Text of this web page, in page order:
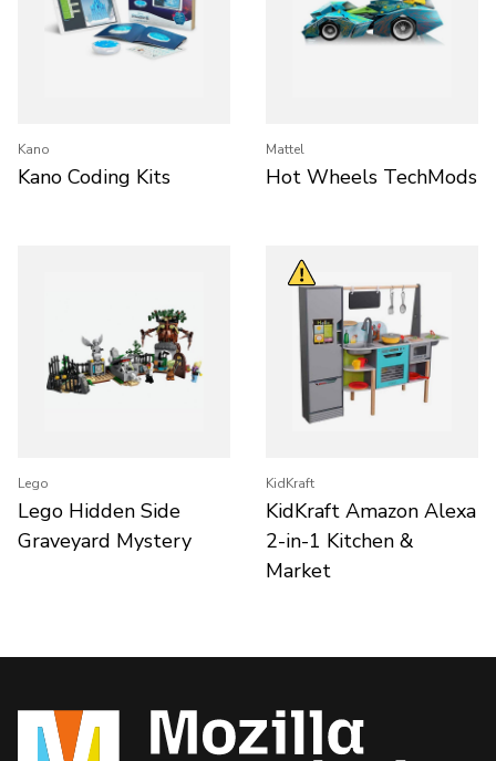
Kano
Kano Coding Kits
Mattel
Hot Wheels TechMods
Lego
Lego Hidden Side
Graveyard Mystery
KidKraft
KidKraft Amazon Alexa
2-in-1 Kitchen &
Market